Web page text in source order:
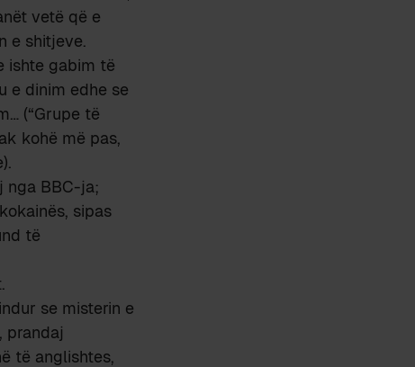
vetë që e
e shitjeve.
ishte gabim të
e dinim edhe se
(“Grupe të
kohë më pas,
nga BBC-ja;
sipas
të
se misterin e
prandaj
të anglishtes,